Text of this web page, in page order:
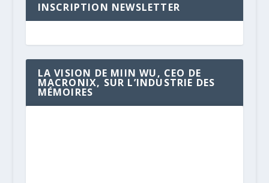
INSCRIPTION NEWSLETTER
LA VISION DE MIIN WU, CEO DE
MACRONIX, SUR L’INDUSTRIE DES
MÉMOIRES